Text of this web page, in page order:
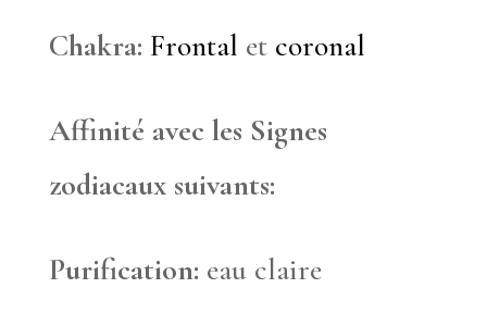
Chakra: Frontal et coronal
Affinité avec les Signes
zodiacaux suivants:
Purification: eau claire